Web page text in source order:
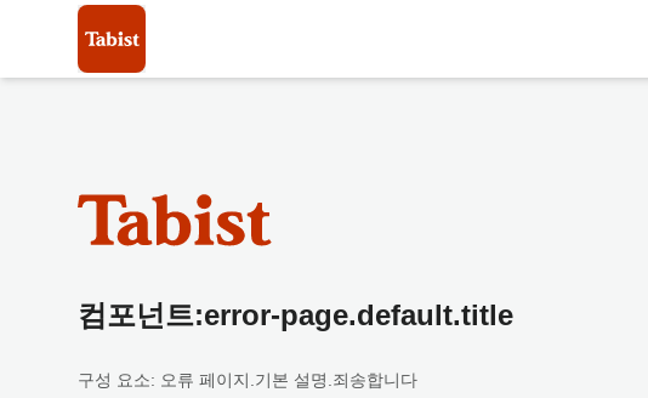
컴포넌트:error-page.default.title
구성 요소: 오류 페이지.기본 설명.죄송합니다